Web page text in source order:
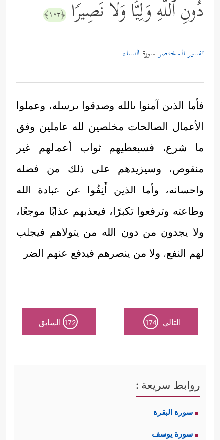
دُونِ ٱللَّهِ وَلِیࣰّا وَلَا نَصِیرࣰا ﴿١٧٣﴾
تفسير المختصرسورة النساء
فأما الذين آمنوا بالله وصدقوا برسله، وعملوا
الأعمال الصالحات مخلصين لله عاملين وفق
ما شرع، فسيعطيهم ثواب أعمالهم غير
منقوص، وسيزيدهم على ذلك من فضله
واحسانه، وأما الذين أَنِفُوا عن عبادة الله
وطاعته وترفعوا تكبرًا، فيعذبهم عذابًا موجعًا،
ولا يجدون من دون الله من يتولاهم فيجلب
لهم النفع، ولا من ينصرهم فيدفع عنهم الضر
التالي 174
172 السابق
روابط سريعة :
سورة البقرة
سورة يوسف